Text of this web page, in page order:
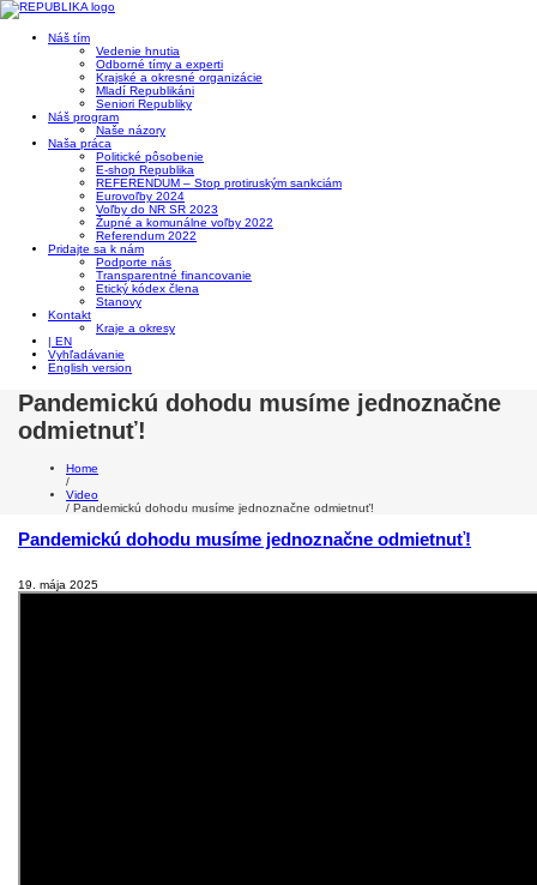
Náš tím
Vedenie hnutia
Odborné tímy a experti
Krajské a okresné organizácie
Mladí Republikáni
Seniori Republiky
Náš program
Naše názory
Naša práca
Politické pôsobenie
E-shop Republika
REFERENDUM – Stop protiruským sankciám
Eurovoľby 2024
Voľby do NR SR 2023
Župné a komunálne voľby 2022
Referendum 2022
Pridajte sa k nám
Podporte nás
Transparentné financovanie
Etický kódex člena
Stanovy
Kontakt
Kraje a okresy
| EN
Vyhľadávanie
English version
Pandemickú dohodu musíme jednoznačne
odmietnuť!
Home
/
Video
/ Pandemickú dohodu musíme jednoznačne odmietnuť!
Pandemickú dohodu musíme jednoznačne odmietnuť!
19. mája 2025